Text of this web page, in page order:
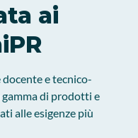
ai
e tecnico-
di prodotti e
alle esigenze più